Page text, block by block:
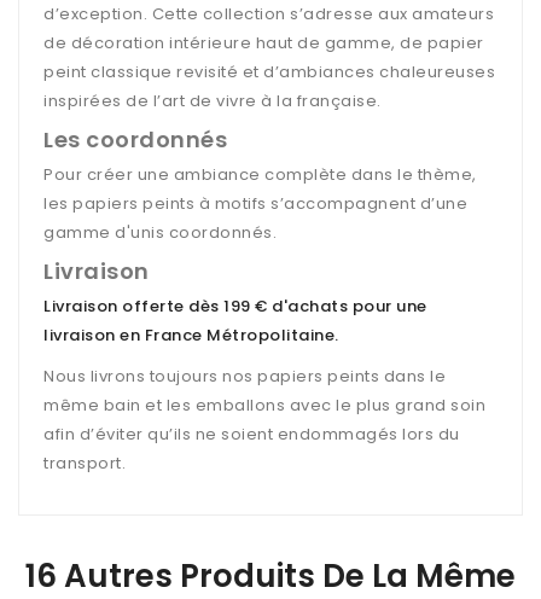
d’exception. Cette collection s’adresse aux amateurs
de décoration intérieure haut de gamme, de papier
peint classique revisité et d’ambiances chaleureuses
inspirées de l’art de vivre à la française.
Les coordonnés
Pour créer une ambiance complète dans le thème,
les papiers peints à motifs s’accompagnent d’une
gamme d'unis coordonnés.
Livraison
Livraison offerte dès 199 € d'achats pour une
livraison en France Métropolitaine.
Nous livrons toujours nos papiers peints dans le
même bain et les emballons avec le plus grand soin
afin d’éviter qu’ils ne soient endommagés lors du
transport.
16 Autres Produits De La Même